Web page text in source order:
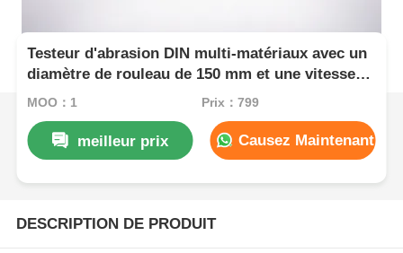
Testeur d'abrasion DIN multi-matériaux avec un
diamètre de rouleau de 150 mm et une vitesse
de roulement de 40 tr/min pour les tests d'usure
MOQ：1 Prix：799
meilleur prix Causez Maintenant
DESCRIPTION DE PRODUIT